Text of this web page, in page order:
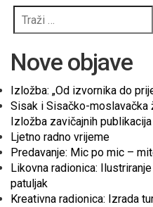
Nove objave
Izložba: „Od izvornika do
Sisak i Sisačko-moslavačka
Izložba zavičajnih publikacija
Ljetno radno vrijeme
Predavanje: Mic po mic –
Likovna radionica:
patuljak
Kreativna radionica: Izrada